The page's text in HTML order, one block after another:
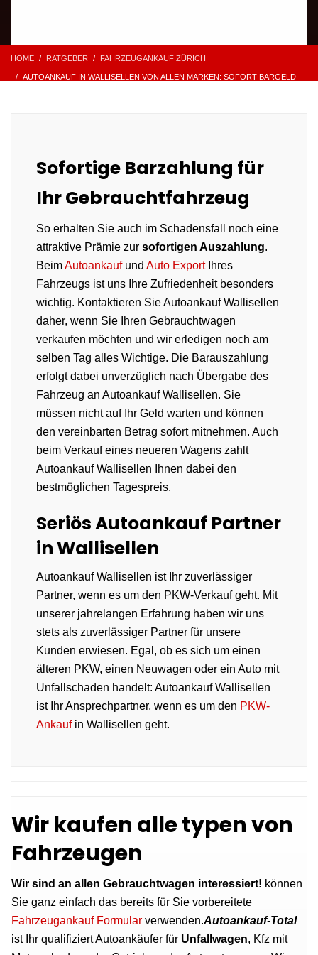
HOME RATGEBER FAHRZEUGANKAUF ZÜRICH
AUTOANKAUF IN WALLISELLEN VON ALLEN MARKEN: SOFORT BARGELD
Sofortige Barzahlung für
Ihr Gebrauchtfahrzeug
So erhalten Sie auch im Schadensfall noch eine
attraktive Prämie zur sofortigen Auszahlung.
BeimAutoankaufund Auto ExportIhres
Fahrzeugs ist uns Ihre Zufriedenheit besonders
wichtig. Kontaktieren Sie Autoankauf Wallisellen
daher, wenn Sie Ihren Gebrauchtwagen
verkaufen möchten und wir erledigen noch am
selben Tag alles Wichtige. Die Barauszahlung
erfolgt dabei unverzüglich nach Übergabe des
Fahrzeug an Autoankauf Wallisellen. Sie
müssen nicht auf Ihr Geld warten und können
den vereinbarten Betrag sofort mitnehmen. Auch
beim Verkauf eines neueren Wagens zahlt
Autoankauf Wallisellen Ihnen dabei den
bestmöglichen Tagespreis.
Seriös Autoankauf Partner
in Wallisellen
Autoankauf Wallisellen ist Ihr zuverlässiger
Partner, wenn es um den PKW-Verkauf geht. Mit
unserer jahrelangen Erfahrung haben wir uns
stets als zuverlässiger Partner für unsere
Kunden erwiesen. Egal, ob es sich um einen
älteren PKW, einen Neuwagen oder ein Auto mit
Unfallschaden handelt: Autoankauf Wallisellen
ist Ihr Ansprechpartner, wenn es um den PKW-
Ankaufin Wallisellen geht.
Wir kaufen alle typen von
Fahrzeugen
Wir sind an allen Gebrauchtwagen interessiert! können
Sie ganz einfach das bereits für Sie vorbereitete
Fahrzeugankauf Formular verwenden.Autoankauf-Total
ist Ihr qualifiziert Autoankäufer für Unfallwagen, Kfz mit